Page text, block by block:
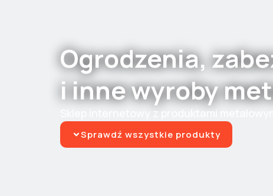
Ogrodzenia,
i inne wyroby
Sklep internetowy z produktami
Sprawdź wszystkie produkty